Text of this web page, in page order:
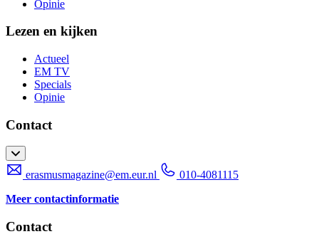
Opinie
Lezen en kijken
Actueel
EM TV
Specials
Opinie
Contact
erasmusmagazine@em.eur.nl
010-4081115
Meer contactinformatie
Contact